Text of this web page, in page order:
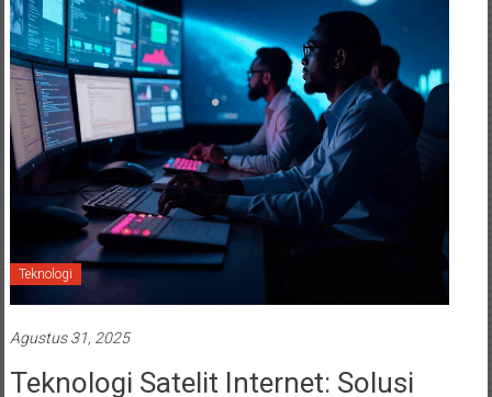
Teknologi
Agustus 31, 2025
Teknologi Satelit Internet: Solusi